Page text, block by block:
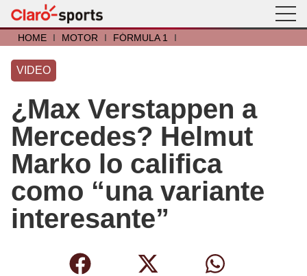
HOME I MOTOR I FÓRMULA 1 I
VIDEO
¿Max Verstappen a
Mercedes? Helmut
Marko lo califica
como “una variante
interesante”